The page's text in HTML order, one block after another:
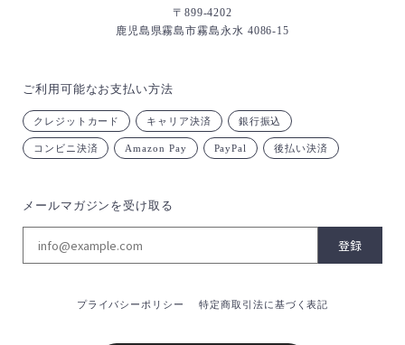
〒899-4202
鹿児島県霧島市霧島永水 4086-15
ご利用可能なお支払い方法
クレジットカード キャリア決済 銀行振込
コンビニ決済 Amazon Pay PayPal 後払い決済
メールマガジンを受け取る
登録
プライバシーポリシー 特定商取引法に基づく表記